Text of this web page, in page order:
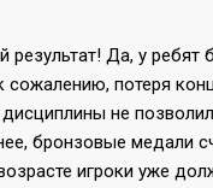
результат! Да, у ребят
сожалению, потеря
не
бронзовые медали
игроки уже